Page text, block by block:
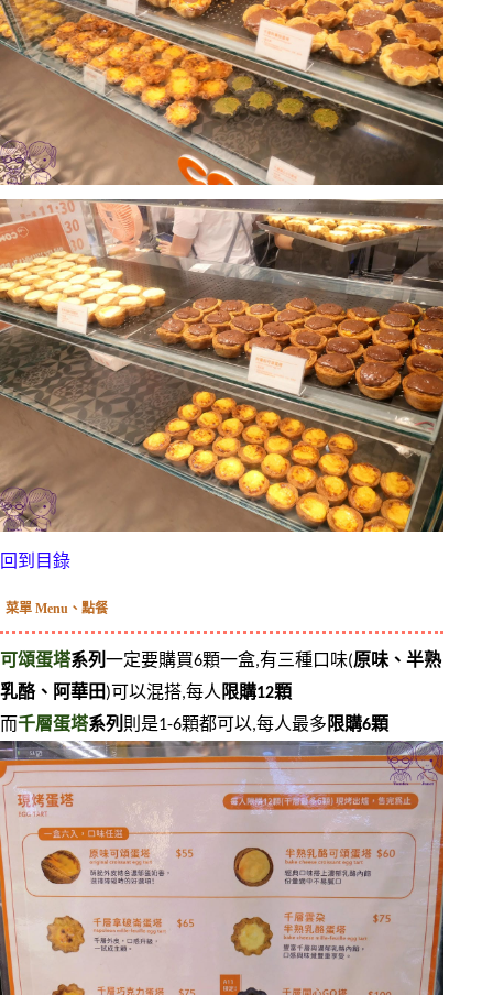
回到目錄
菜單 Menu、點餐
可頌蛋塔系列 一定要購買6顆一盒,有三種口味(原味、半熟
乳酪、阿華田)可以混搭,每人 限購12顆
而千層蛋塔系列 則是1-6顆都可以,每人最多 限購6顆